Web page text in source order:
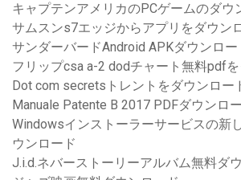
キャプテンアメリカのPCゲームのダウ
サムスンs7エッジからアプリをダウン
サンダーバードAndroid APKダウンロー
フリップcsa a-2 dodチャート無料pdf
Dot com secretsトレントをダウンロー
Manuale Patente B 2017 PDFダウンロ
Windowsインストーラーサービスの新
ウンロード
J.i.d.ネバーストーリーアルバム無料ダ